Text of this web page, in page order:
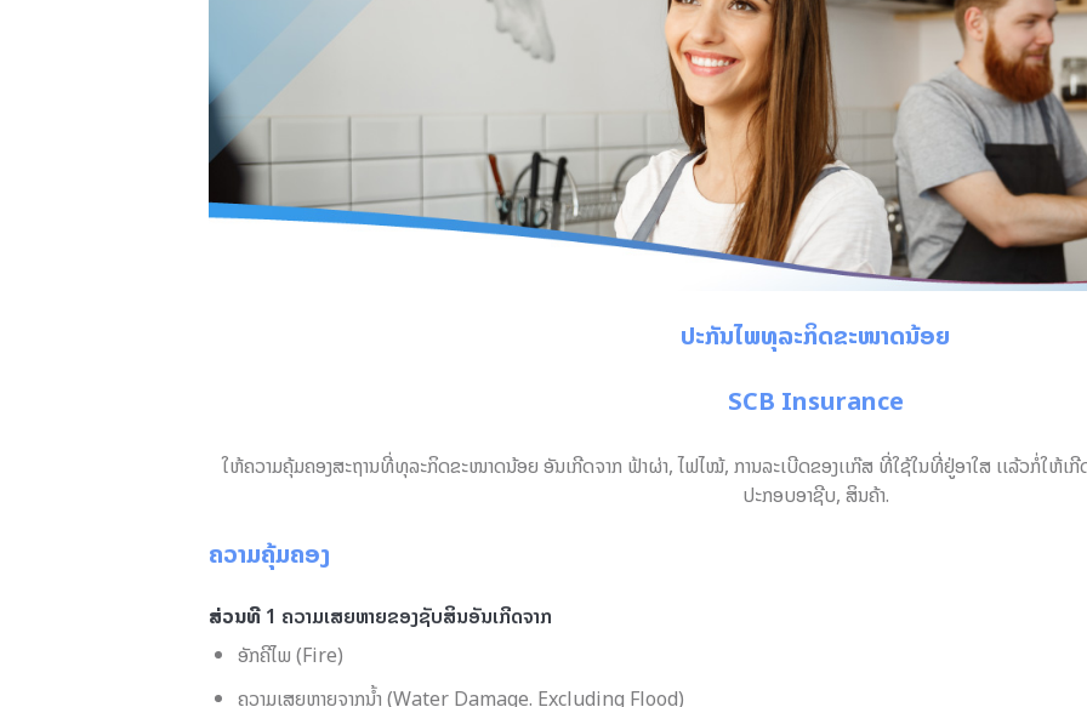
ປະກັນໄພທຸລະກິດຂະໜາດນ້ອຍ
SCB Insurance
ໃຫ້ຄວາມຄຸ້ມຄອງສະຖານທີ່ທຸລະກິດຂະໜາດນ້ອຍ ອັນເກີດຈາກ ຟ້າຜ່າ, ໄຟໄໝ້, ການລະເບີດຂອງເເກ໊ສ ທີ່ໃຊ້ໃນທີ່ຢູ່ອາໃສ ເເລ້ວກໍ່ໃຫ້ເກີ
ປະກອບອາຊີບ, ສິນຄ້າ.
ຄວາມຄຸ້ມຄອງ
ສ່ວນທີ1 ຄວາມເສຍຫາຍຂອງຊັບສິນອັນເກີດຈາກ
ອັກຄີໄພ (Fire)
ຄວາມເສຍຫາຍຈາກນໍ້າ (Water Damage. Excluding Flood)